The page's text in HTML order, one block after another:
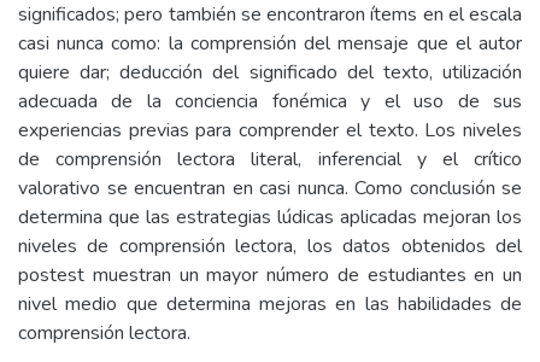
significados; pero también se encontraron ítems en el escala
casi nunca como: la comprensión del mensaje que el autor
quiere dar; deducción del significado del texto, utilización
adecuada de la conciencia fonémica y el uso de sus
experiencias previas para comprender el texto. Los niveles
de comprensión lectora literal, inferencial y el crítico
valorativo se encuentran en casi nunca. Como conclusión se
determina que las estrategias lúdicas aplicadas mejoran los
niveles de comprensión lectora, los datos obtenidos del
postest muestran un mayor número de estudiantes en un
nivel medio que determina mejoras en las habilidades de
comprensión lectora.